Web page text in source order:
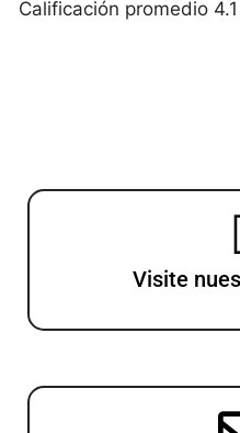
Calificación promedio 4.1
Visite